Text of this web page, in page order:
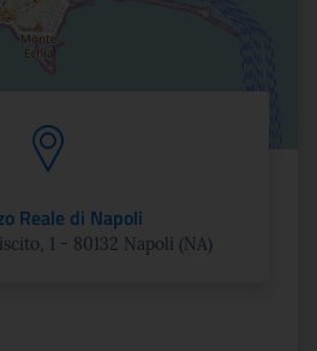
Reale di Napoli
1 - 80132 Napoli (NA)